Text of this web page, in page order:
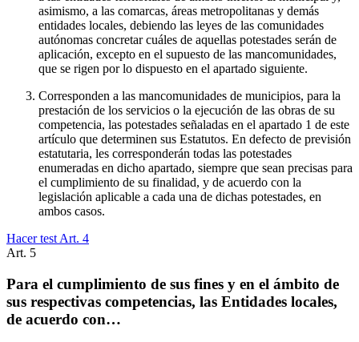
asimismo, a las comarcas, áreas metropolitanas y demás
entidades locales, debiendo las leyes de las comunidades
autónomas concretar cuáles de aquellas potestades serán de
aplicación, excepto en el supuesto de las mancomunidades,
que se rigen por lo dispuesto en el apartado siguiente.
Corresponden a las mancomunidades de municipios, para la
prestación de los servicios o la ejecución de las obras de su
competencia, las potestades señaladas en el apartado 1 de este
artículo que determinen sus Estatutos. En defecto de previsión
estatutaria, les corresponderán todas las potestades
enumeradas en dicho apartado, siempre que sean precisas para
el cumplimiento de su finalidad, y de acuerdo con la
legislación aplicable a cada una de dichas potestades, en
ambos casos.
Hacer test Art. 4
Art. 5
Para el cumplimiento de sus fines y en el ámbito de
sus respectivas competencias, las Entidades locales,
de acuerdo con…